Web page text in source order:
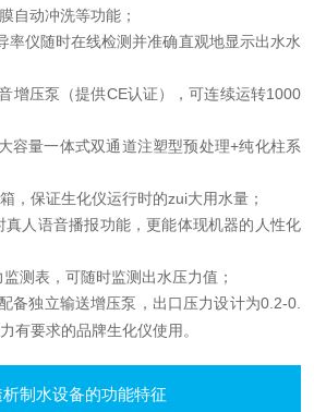
联系我们
自动冲洗等功能；
仪随时在线检测并准确直观地显示出水水
压泵（提供CE认证），可连续运转1000
量一体式双通道注塑型预处理+纯化柱系
保证生化仪运行时的zui大用水量；
人语音播报功能，更能体现机器的人性化
表，可随时监测出水压力值；
备独立输送增压泵，出口压力设计为0.2-0.
有要求的品牌生化仪使用。
析制水设备的功能特征